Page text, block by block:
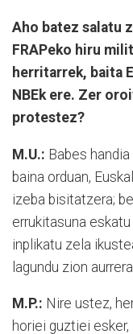
Aho batez salatu
FRAPeko hiru
herritarrek, baita
NBEk ere. Zer
protestez?
M.U.: Babes
baina orduan,
izeba bisitatzera;
errukitasuna
inplikatu zela
lagundu zion
M.P.: Nire ustez,
horiei guztiei esker,